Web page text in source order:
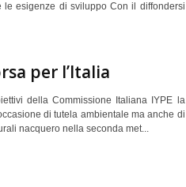
esigenze di sviluppo Con il diffondersi
per l’Italia
della Commissione Italiana IYPE la
di tutela ambientale ma anche di
nacquero nella seconda met...